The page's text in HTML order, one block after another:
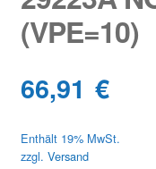
Classic Parts
(VPE=10)
66,91 €
Enthält 19% MwSt.
zzgl. Versand